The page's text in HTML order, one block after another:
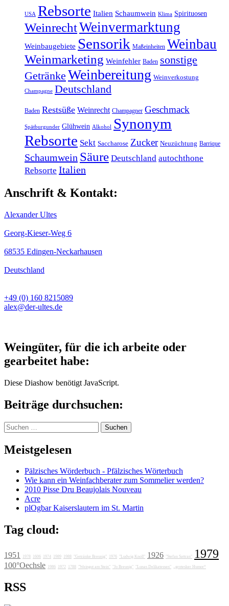
USA Rebsorte Italien Schaumwein Klima Spirituosen
WeinrechtWeinvermarktung
Weinbaugebiete Sensorik Maßeinheiten Weinbau
Weinmarketing Weinfehler Baden sonstige
Getränke Weinbereitung Weinverkostung
Champagne Deutschland
Baden Restsüße Weinrecht Champagner Geschmack
Spätburgunder Glühwein Alkohol
Synonym
Rebsorte Sekt Saccharose Zucker Neuzüchtung Barrique
Schaumwein Säure Deutschland autochthone
Rebsorte Italien
Anschrift & Kontakt:
Alexander Ultes
Georg-Kieser-Weg 6
68535 Edingen-Neckarhausen
Deutschland
+49 (0) 160 8215089
alex@der-ultes.de
Weingüter, für die ich arbeite oder
gearbeitet habe:
Diese Diashow benötigt JavaScript.
Beiträge durchsuchen:
Suchen
nach:
Meistgelesen
Pälzisches Wörderbuch - Pfälzisches Wörterbuch
Wie kann ein Weinfachberater zum Sommelier werden?
2010 Pisse Dru Beaujolais Nouveau
Acre
plOgbar Kaiserslautern im St. Martin
Tag cloud:
1951 1978 1606 1974 1989 1988 "Getränke Breunig" 1976 "Ludwig Knoll" 1926 "Stefan Sattran" 1979
100°Oechsle 1986 1972 1788 "Weingut am Stein" "Jo Breunig" "Lunas Delikatessen" „grotesker Humor“
RSS